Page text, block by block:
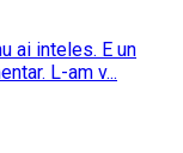
ai inteles. E un
L-am v...